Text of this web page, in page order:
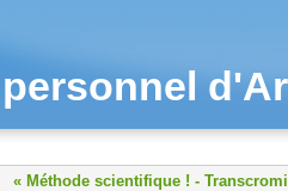
« Méthode scientifique ! -